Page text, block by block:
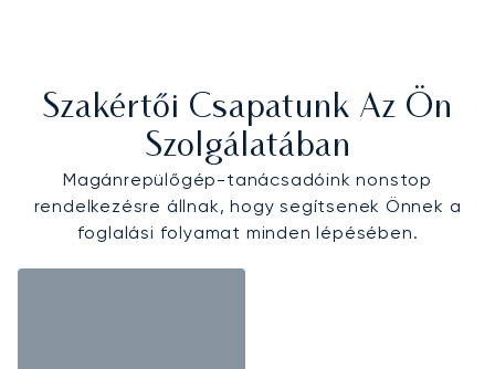
Szakértői Csapatunk Az Ön
Szolgálatában
Magánrepülőgép-tanácsadóink nonstop
rendelkezésre állnak, hogy segítsenek Önnek a
foglalási folyamat minden lépésében.